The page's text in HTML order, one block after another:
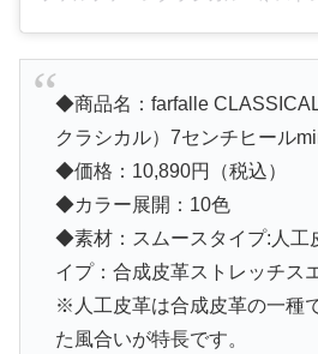
◆商品名：farfalle
クラシカル）7センチヒール
◆価格：10,890円（税込）
◆カラー展開：10色
◆素材：スムースタイプ:人工
イプ：合成皮革ストレッチス
※人工皮革は合成皮革の一種
た風合いが特長です。